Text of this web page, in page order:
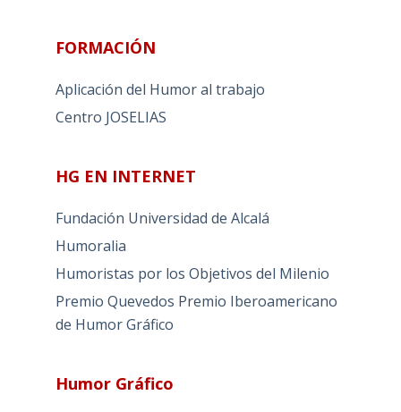
FORMACIÓN
Aplicación del Humor al trabajo
Centro JOSELIAS
HG EN INTERNET
Fundación Universidad de Alcalá
Humoralia
Humoristas por los Objetivos del Milenio
Premio Quevedos Premio Iberoamericano
de Humor Gráfico
Humor Gráfico